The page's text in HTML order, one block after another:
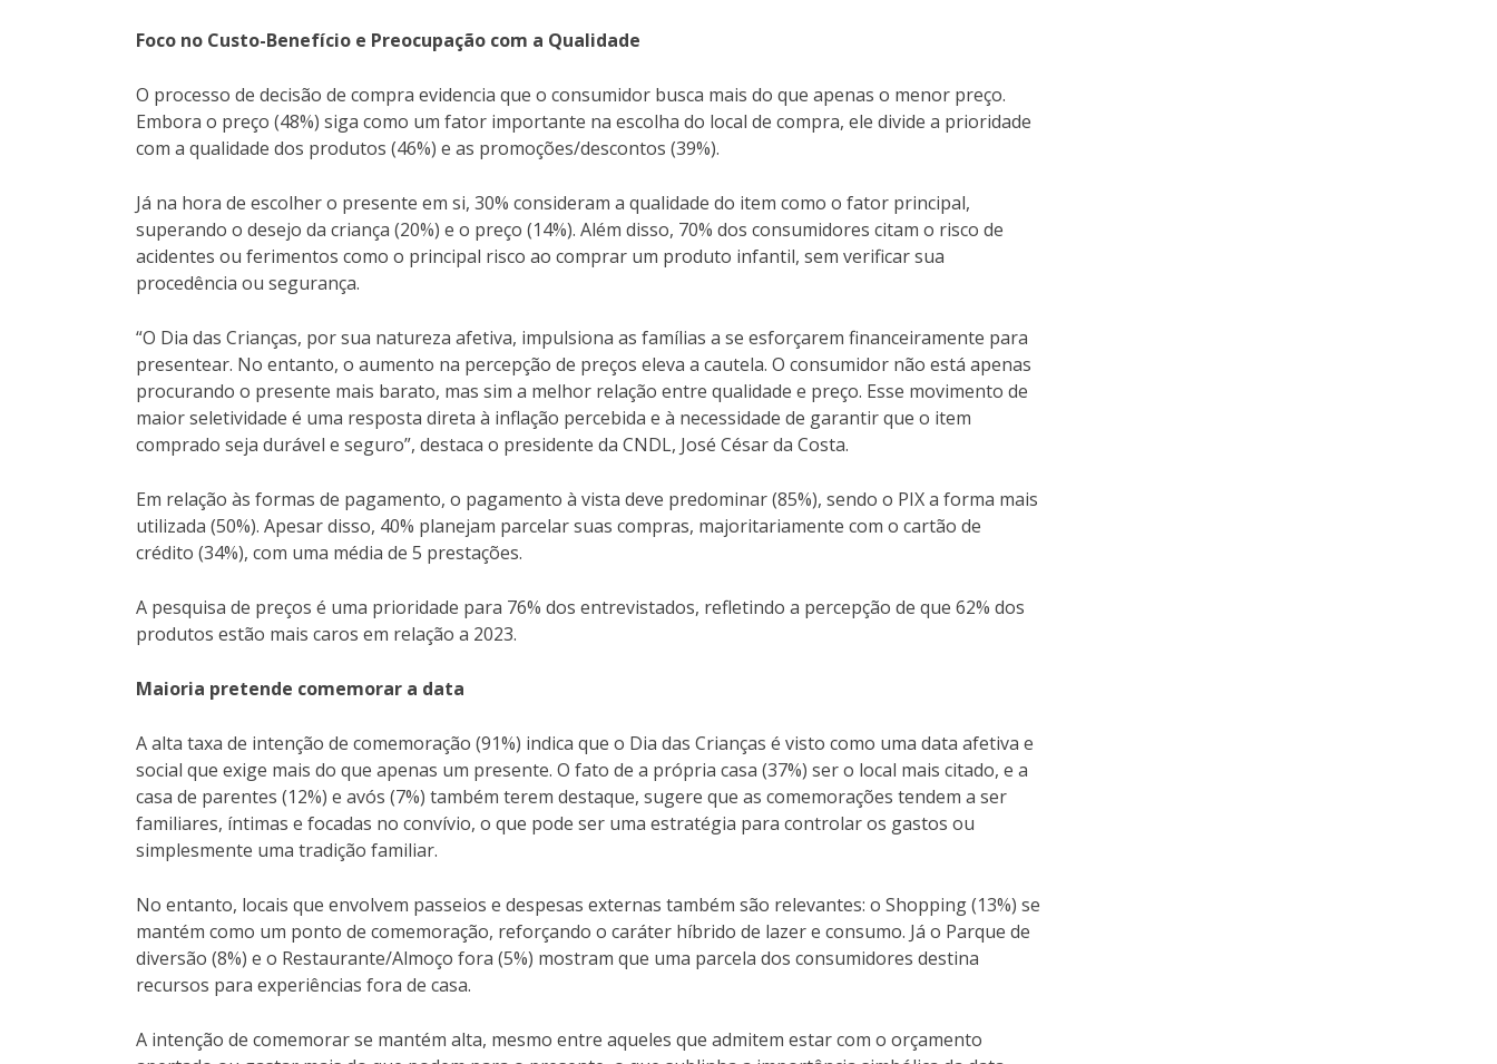
Foco no Custo-Benefício e Preocupação com a Qualidade
O processo de decisão de compra evidencia que o consumidor busca mais do que apenas o menor preço.
Embora o preço (48%) siga como um fator importante na escolha do local de compra, ele divide a prioridade
com a qualidade dos produtos (46%) e as promoções/descontos (39%).
Já na hora de escolher o presente em si, 30% consideram a qualidade do item como o fator principal,
superando o desejo da criança (20%) e o preço (14%). Além disso, 70% dos consumidores citam o risco de
acidentes ou ferimentos como o principal risco ao comprar um produto infantil, sem verificar sua
procedência ou segurança.
“O Dia das Crianças, por sua natureza afetiva, impulsiona as famílias a se esforçarem financeiramente para
presentear. No entanto, o aumento na percepção de preços eleva a cautela. O consumidor não está apenas
procurando o presente mais barato, mas sim a melhor relação entre qualidade e preço. Esse movimento de
maior seletividade é uma resposta direta à inflação percebida e à necessidade de garantir que o item
comprado seja durável e seguro”, destaca o presidente da CNDL, José César da Costa.
Em relação às formas de pagamento, o pagamento à vista deve predominar (85%), sendo o PIX a forma mais
utilizada (50%). Apesar disso, 40% planejam parcelar suas compras, majoritariamente com o cartão de
crédito (34%), com uma média de 5 prestações.
A pesquisa de preços é uma prioridade para 76% dos entrevistados, refletindo a percepção de que 62% dos
produtos estão mais caros em relação a 2023.
Maioria pretende comemorar a data
A alta taxa de intenção de comemoração (91%) indica que o Dia das Crianças é visto como uma data afetiva e
social que exige mais do que apenas um presente. O fato de a própria casa (37%) ser o local mais citado, e a
casa de parentes (12%) e avós (7%) também terem destaque, sugere que as comemorações tendem a ser
familiares, íntimas e focadas no convívio, o que pode ser uma estratégia para controlar os gastos ou
simplesmente uma tradição familiar.
No entanto, locais que envolvem passeios e despesas externas também são relevantes: o Shopping (13%) se
mantém como um ponto de comemoração, reforçando o caráter híbrido de lazer e consumo. Já o Parque de
diversão (8%) e o Restaurante/Almoço fora (5%) mostram que uma parcela dos consumidores destina
recursos para experiências fora de casa.
A intenção de comemorar se mantém alta, mesmo entre aqueles que admitem estar com o orçamento